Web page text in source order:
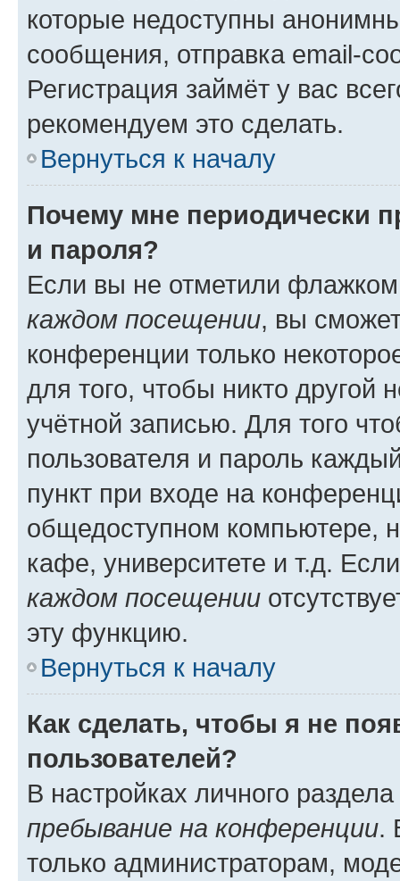
которые недоступны
сообщения, отправка email-
Регистрация займёт у вас
рекомендуем это сделать.
Вернуться к началу
Почему мне периодически
и пароля?
Если вы не отметили
каждом посещении, вы
конференции только
для того, чтобы никто другой
учётной записью. Для того
пользователя и пароль
пункт при входе на
общедоступном компьютере,
кафе, университете и т.д.
каждом посещении
эту функцию.
Вернуться к началу
Как сделать, чтобы я не
пользователей?
В настройках личного
пребывание на конференции.
только администраторам,